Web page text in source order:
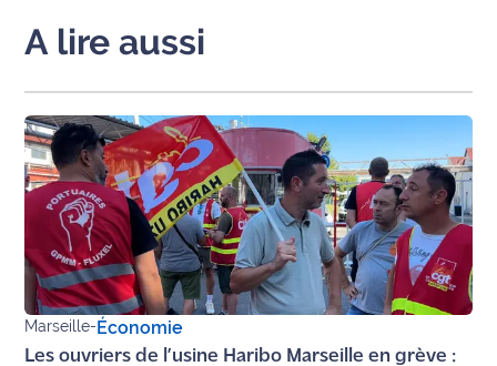
légales
générales
d'utilisation du
site maritima.fr
Archives
A lire aussi
Marseille-Économie
Les ouvriers de l’usine Haribo Marseille en grève :